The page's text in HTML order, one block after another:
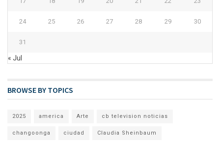
24 25 26 27 28 29 30
31
« Jul
BROWSE BY TOPICS
2025 america Arte cb television noticias
changoonga ciudad Claudia Sheinbaum